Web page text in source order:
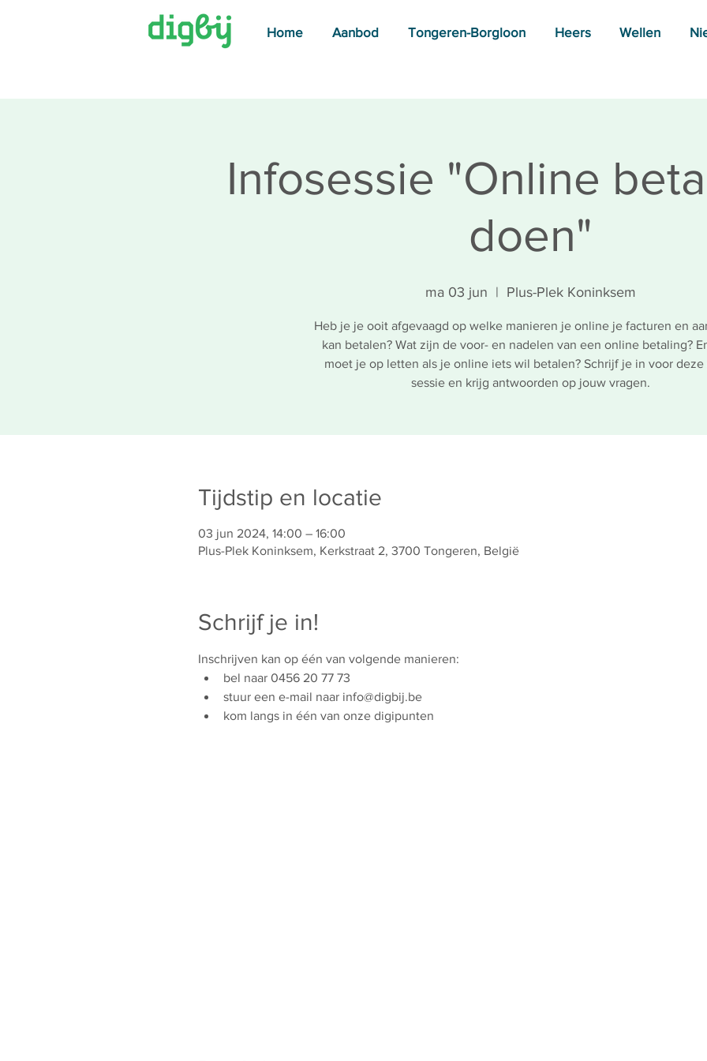
Home Aanbod Tongeren-Borgloon Heers Wellen
Infosessie "Online
doen"
ma 03 jun
  |
Plus-Plek Koninksem
Heb je je ooit afgevaagd op welke manieren je online je facturen en
kan betalen? Wat zijn de voor- en nadelen van een online betaling?
moet je op letten als je online iets wil betalen? Schrijf je in voor deze
sessie en krijg antwoorden op jouw vragen.
Tijdstip en locatie
03 jun 2024, 14:00 – 16:00
Plus-Plek Koninksem, Kerkstraat 2, 3700 Tongeren, België
Schrijf je in!
Inschrijven kan op één van volgende manieren:
bel naar 0456 20 77 73
stuur een e-mail naar info@digbij.be
kom langs in één van onze digipunten